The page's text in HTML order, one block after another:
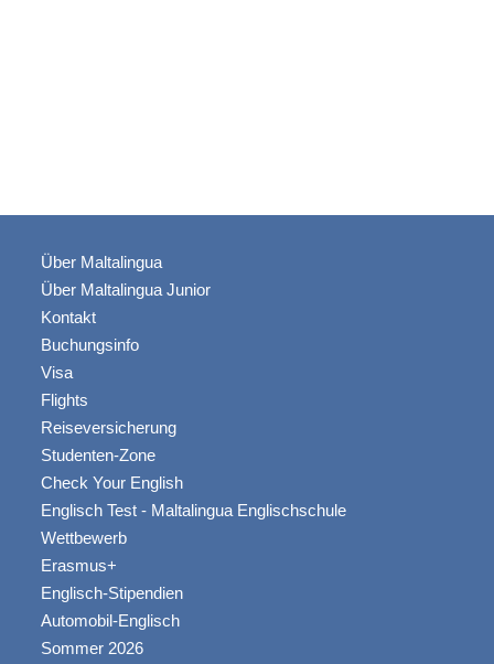
Über Maltalingua
Über Maltalingua Junior
Kontakt
Buchungsinfo
Visa
Flights
Reiseversicherung
Studenten-Zone
Check Your English
Englisch Test - Maltalingua Englischschule
Wettbewerb
Erasmus+
Englisch-Stipendien
Automobil-Englisch
Sommer 2026